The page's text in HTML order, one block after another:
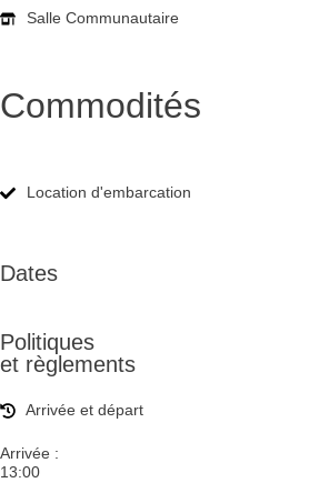
Salle Communautaire
Commodités
Location d'embarcation
Dates
Politiques
et règlements
Arrivée et départ
Arrivée :
13:00